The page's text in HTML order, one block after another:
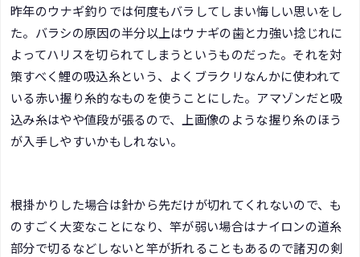
昨年のウナギ釣りでは何度もバラしてしまい悔しい思いをし
た。バラシの原因の半分以上はウナギの歯と力強い捻じれに
よってハリスを切られてしまうというものだった。それを対
策すべく鯉の吸込糸という、よくブラクリなんかに使われて
いる赤い握り糸的なものを使うことにした。アマゾンだと吸
込み糸はやや値段が張るので、上画像のような握り糸のほう
が入手しやすいかもしれない。
根掛かりした場合は針から先だけが切れてくれないので、も
のすごく大変なことになり、竿が弱い場合はナイロンの道糸
部分で切るなどしないと竿が折れることもあるので諸刃の剣